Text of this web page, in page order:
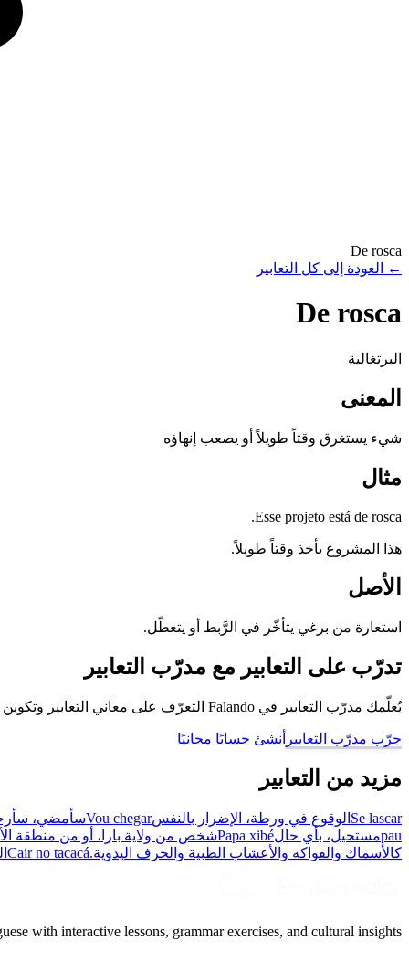
De rosca
←
العودة إلى كل التعابير
De rosca
البرتغالية
المعنى
شيء يستغرق وقتاً طويلاً أو يصعب إنهاؤه
مثال
Esse projeto está de rosca.
هذا المشروع يأخذ وقتاً طويلاً.
الأصل
استعارة من برغي يتأخّر في الرَّبط أو يتعطّل.
تدرّب على التعابير مع مدرّب التعابير
يُعلّمك مدرّب التعابير في Falando التعرّف على معاني التعابير وتكوين جُمل باستخدامها، كي تتحدّث كبرازيلي.
جرّب مدرّب التعابير أنشئ حسابًا مجانيًا
مزيد من التعابير
Se lascar الوقوع في ورطة، الإضرار بالنفسVou chegarسأمضي،
pauمستحيل، بأي حالPapa xibéشخص من ولاية بارا، أو من منطقة
كالأسماك والفواكه والأعشاب الطبية والحرف اليدوية.Cair no tacacá
with interactive lessons, grammar exercises, and cultural insights.